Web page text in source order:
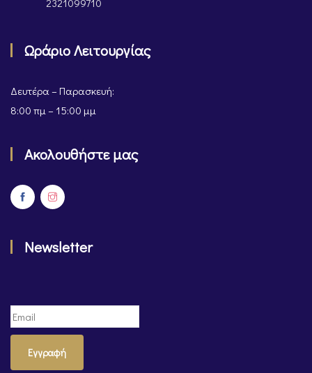
2321099710
Ωράριο Λειτουργίας
Δευτέρα – Παρασκευή:
8:00 πμ – 15:00 μμ
Ακολουθήστε μας
Newsletter
Εγγραφή